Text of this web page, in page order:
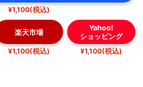
¥1,100(税込)
楽天市場
¥1,100(税込)
Yahoo!
ショッピング
¥1,100(税込)